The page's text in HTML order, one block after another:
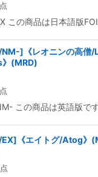
この商品は日本語版
]《レオニンの高僧/
(MRD)
この商品は英語版です
《エイトグ/Atog》